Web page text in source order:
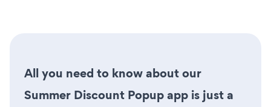
All you need to know about our
Summer Discount Popup app is just a